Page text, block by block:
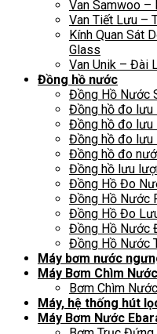
Van Samwoo –
Van Tiết Lưu –
Kính Quan Sát
Glass
Van Unik – Đài
Đồng hồ nước
Đồng Hồ Nước
Đồng hồ đo lưu
Đồng hồ đo lưu
Đồng hồ đo lưu
Đồng hồ đo
Đồng hồ lưu
Đồng Hồ Đo
Đồng Hồ Nước
Đồng Hồ Đo
Đồng Hồ Nước
Đồng Hồ Nước
Máy bơm nước
Máy Bơm Chìm
Bơm Chìm
Máy, hệ thống hút
Máy Bơm Nước